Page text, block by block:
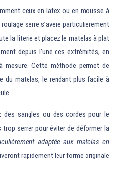
ceux en latex ou en mousse à
serré s’avère particulièrement
la literie et placez le matelas à plat
depuis l’une des extrémités, en
mesure. Cette méthode permet de
du matelas, le rendant plus facile à
sangles ou des cordes pour le
trop serrer pour éviter de déformer la
adaptée aux matelas en
rapidement leur forme originale